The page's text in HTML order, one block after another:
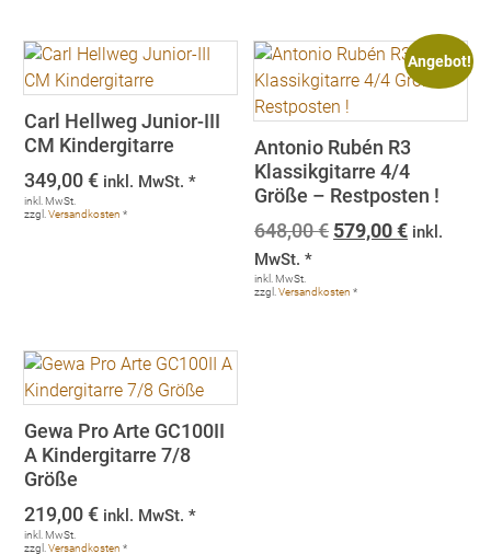
Carl Hellweg Junior-III
CM Kindergitarre
349,00€ inkl. MwSt. *
inkl. MwSt.
zzgl.Versandkosten *
Angebot!
Antonio Rubén R3
Klassikgitarre 4/4
Größe – Restposten !
648,00€ Ursprünglicher
579,00€Aktueller
inkl.
MwSt. *
inkl. MwSt.
zzgl.Versandkosten *
Gewa Pro Arte GC100II
A Kindergitarre 7/8
Größe
219,00€ inkl. MwSt. *
inkl. MwSt.
zzgl.Versandkosten *